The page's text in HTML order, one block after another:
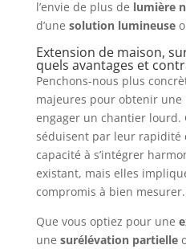
l’envie de plus de lumière
d’une solution lumineuse
Extension de maison,
quels avantages et
Penchons-nous plus
majeures pour obtenir une
engager un chantier lourd.
séduisent par leur rapidité
capacité à s’intégrer
existant, mais elles
compromis à bien mesurer.
Que vous optiez pour une
une surélévation partielle